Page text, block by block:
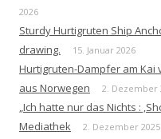
2026
Sturdy Hurtigruten Ship
drawing.
15. Januar 2026
Hurtigruten-Dampfer am Kai
aus Norwegen
2. Dezember
„Ich hatte nur das Nichts :
Mediathek
2. Dezember 2025